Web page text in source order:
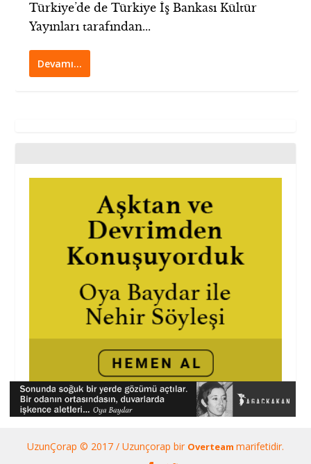
Türkiye’de de Türkiye İş Bankası Kültür
Yayınları tarafından...
Devamı…
UzunÇorap © 2017 / Uzunçorap bir Overteam marifetidir.